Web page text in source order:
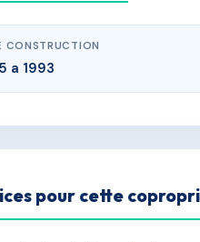
CONSTRUCTION
a 1993
pour cette